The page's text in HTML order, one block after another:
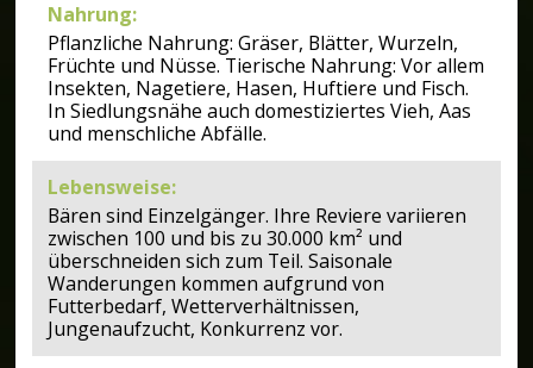
Nahrung:
Pflanzliche Nahrung: Gräser, Blätter, Wurzeln,
Früchte und Nüsse. Tierische Nahrung: Vor allem
Insekten, Nagetiere, Hasen, Huftiere und Fisch.
In Siedlungsnähe auch domestiziertes Vieh, Aas
und menschliche Abfälle.
Lebensweise:
Bären sind Einzelgänger. Ihre Reviere variieren
zwischen 100 und bis zu 30.000 km² und
überschneiden sich zum Teil. Saisonale
Wanderungen kommen aufgrund von
Futterbedarf, Wetterverhältnissen,
Jungenaufzucht, Konkurrenz vor.